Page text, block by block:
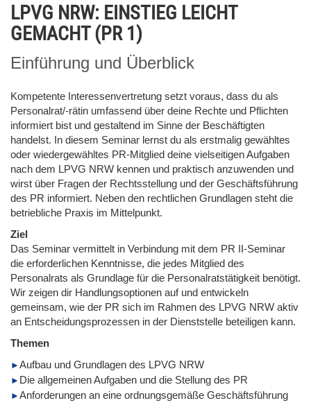
LPVG NRW: EINSTIEG LEICHT
GEMACHT (PR 1)
Einführung und Überblick
Kompetente Interessenvertretung setzt voraus, dass du als
Personalrat/-rätin umfassend über deine Rechte und Pflichten
informiert bist und gestaltend im Sinne der Beschäftigten
handelst. In diesem Seminar lernst du als erstmalig gewähltes
oder wiedergewähltes PR-Mitglied deine vielseitigen Aufgaben
nach dem LPVG NRW kennen und praktisch anzuwenden und
wirst über Fragen der Rechtsstellung und der Geschäftsführung
des PR informiert. Neben den rechtlichen Grundlagen steht die
betriebliche Praxis im Mittelpunkt.
Ziel
Das Seminar vermittelt in Verbindung mit dem PR II-Seminar
die erforderlichen Kenntnisse, die jedes Mitglied des
Personalrats als Grundlage für die Personalratstätigkeit benötigt.
Wir zeigen dir Handlungsoptionen auf und entwickeln
gemeinsam, wie der PR sich im Rahmen des LPVG NRW aktiv
an Entscheidungsprozessen in der Dienststelle beteiligen kann.
Themen
Aufbau und Grundlagen des LPVG NRW
Die allgemeinen Aufgaben und die Stellung des PR
Anforderungen an eine ordnungsgemäße Geschäftsführung